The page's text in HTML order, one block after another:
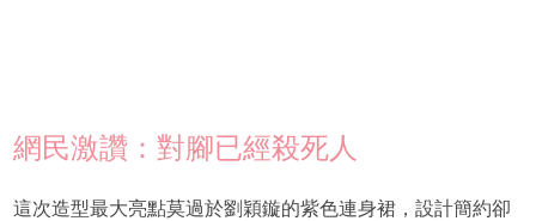
網民激讚：對腳已經殺死人
這次造型最大亮點莫過於劉穎鏇的紫色連身裙，設計簡約卻